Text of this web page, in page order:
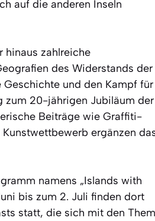
auf die anderen Inseln
hinaus zahlreiche
des Widerstands der
Geschichte und den Kampf für
zum 20-jährigen Jubiläum der
Beiträge wie Graffiti-
ergänzen
namens „Islands with
bis zum 2. Juli finden dort
statt, die sich mit den